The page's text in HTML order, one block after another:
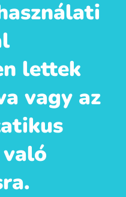
lettek
vagy az